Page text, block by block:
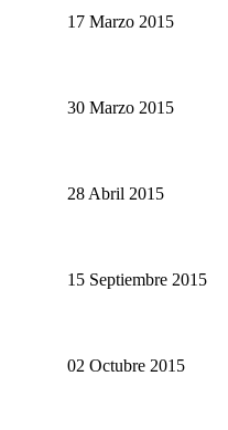
17 Marzo 2015
30 Marzo 2015
28 Abril 2015
15 Septiembre 2015
02 Octubre 2015